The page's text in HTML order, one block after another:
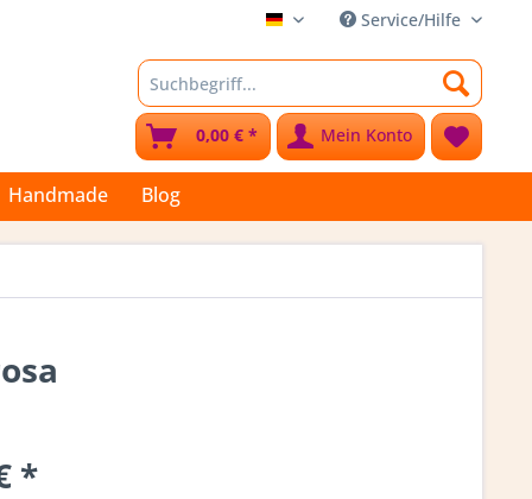
Stoffkleks Service/Hilfe
Mein Konto
0,00 € *
Handmade Blog
*